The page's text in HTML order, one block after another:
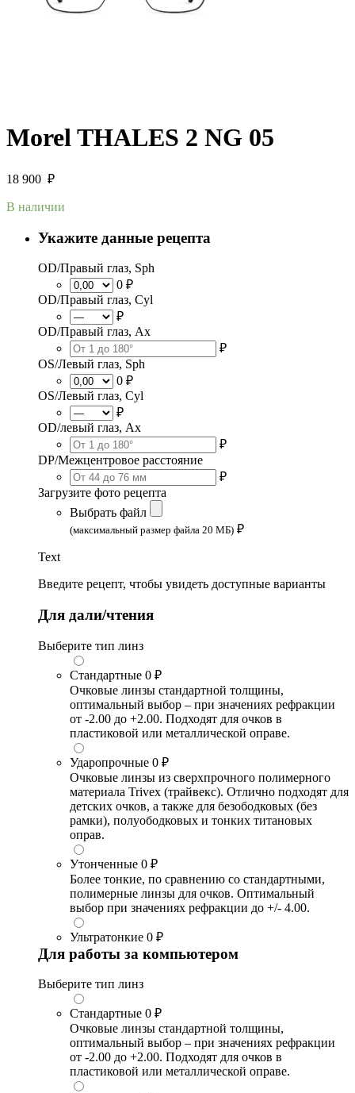
Morel THALES 2 NG 05
18 900 ₽
В наличии
Укажите данные рецепта
OD/Правый глаз, Sph
0 ₽
OD/Правый глаз, Cyl
₽
OD/Правый глаз, Ax
₽
OS/Левый глаз, Sph
0 ₽
OS/Левый глаз, Cyl
₽
OD/левый глаз, Ax
₽
DP/Межцентровое расстояние
₽
Загрузите фото рецепта
Выбрать файл
(максимальный размер файла 20 МБ) ₽
Text
Введите рецепт, чтобы увидеть доступные варианты
Для дали/чтения
Выберите тип линз
Стандартные 0 ₽
Очковые линзы стандартной толщины,
оптимальный выбор – при значениях рефракции
от -2.00 до +2.00. Подходят для очков в
пластиковой или металлической оправе.
Ударопрочные 0 ₽
Очковые линзы из сверхпрочного полимерного
материала Trivex (трайвекс). Отлично подходят для
детских очков, а также для безободковых (без
рамки), полуободковых и тонких титановых
оправ.
Утонченные 0 ₽
Более тонкие, по сравнению со стандартными,
полимерные линзы для очков. Оптимальный
выбор при значениях рефракции до +/- 4.00.
Ультратонкие 0 ₽
Для работы за компьютером
Выберите тип линз
Стандартные 0 ₽
Очковые линзы стандартной толщины,
оптимальный выбор – при значениях рефракции
от -2.00 до +2.00. Подходят для очков в
пластиковой или металлической оправе.